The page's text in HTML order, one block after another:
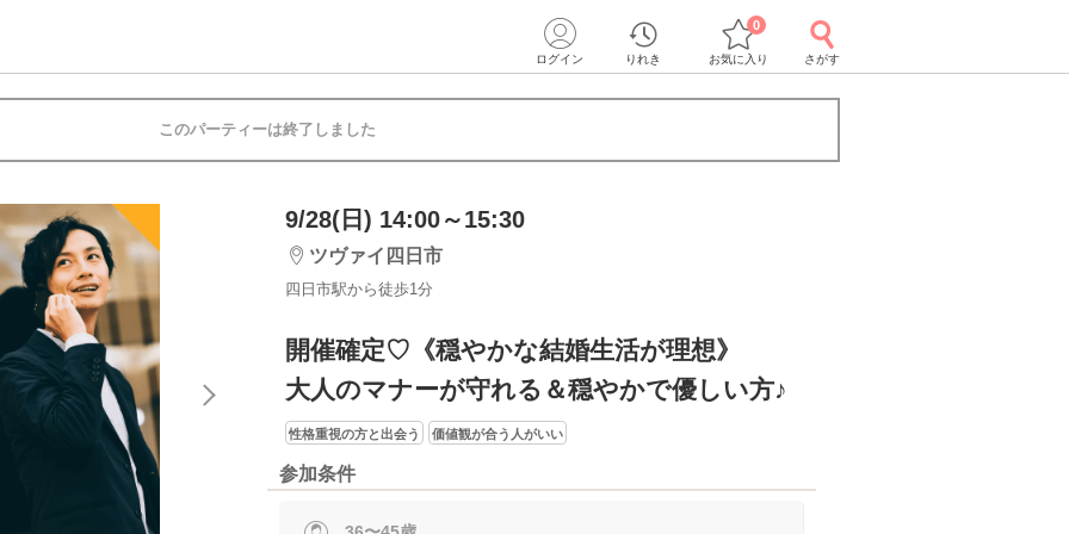
ログイン りれき お気に入り
0
さがす
このパーティーは終了しました
9/28(日) 14:00～15:30
ツヴァイ四日市
四日市駅から徒歩1分
開催確定♡《穏やかな結婚生活が理想》
大人のマナーが守れる＆穏やかで優しい方♪
性格重視の方と出会う 価値観が合う人がいい
参加条件